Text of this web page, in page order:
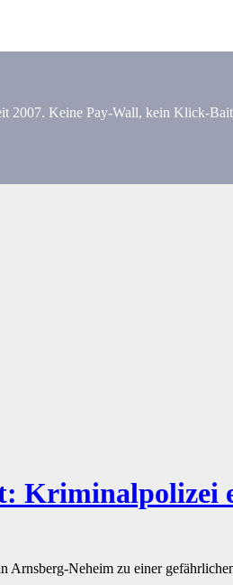
2007. Keine Pay-Wall, kein Klick-
Kriminalpolizei
Neheim zu einer